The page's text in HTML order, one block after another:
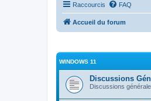
Raccourcis FAQ
Accueil du forum
WINDOWS 11
Discussions
Discussions